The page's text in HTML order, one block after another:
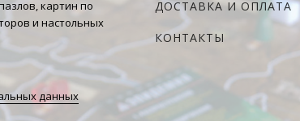
картин по
и настольных
данных
ДОСТАВКА И ОПЛАТА
КОНТАКТЫ